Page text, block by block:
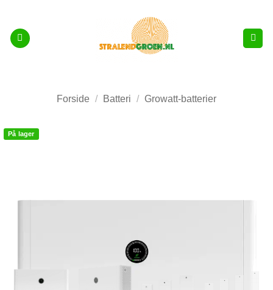
indhold
Forside / Batteri / Growatt-batterier
På lager